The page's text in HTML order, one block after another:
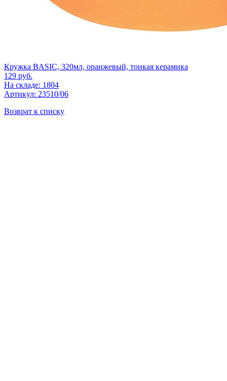
Кружка BASIC, 320мл, оранжевый, тонкая керамика
129 руб.
На складе: 1804
Артикул: 23510/06
Возврат к списку